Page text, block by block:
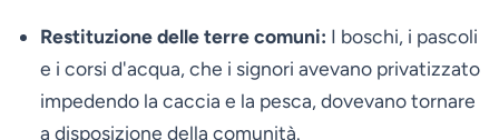
Restituzione delle terre comuni: I boschi, i pascoli
e i corsi d'acqua, che i signori avevano privatizzato
impedendo la caccia e la pesca, dovevano tornare
a disposizione della comunità.